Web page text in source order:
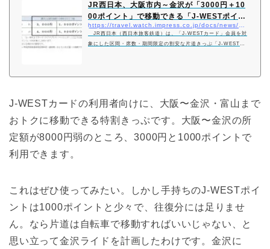
JR西日本、大阪市内～金沢が「3000円＋10
00ポイント」で移動できる「J-WESTポイ
ン…
JR西日本（西日本旅客鉄道）は、「J-WESTカード」会員を対
象にした区間・席数・期間限定の割安な片道きっぷ「J-WESTポ
J-WESTカードの利用者向けに、大阪〜金沢・富山まで
おトクに移動できる特割きっぷです。大阪〜金沢の所
定額が8000円弱のところ、3000円と1000ポイントで
利用できます。
これはぜひ使ってみたい。しかし手持ちのJ-WESTポイ
ントは1000ポイントと少々で、往復分には足りませ
ん。なら片道は自転車で移動すればいいじゃない、と
思い立って金沢ライドを計画したわけです。金沢に